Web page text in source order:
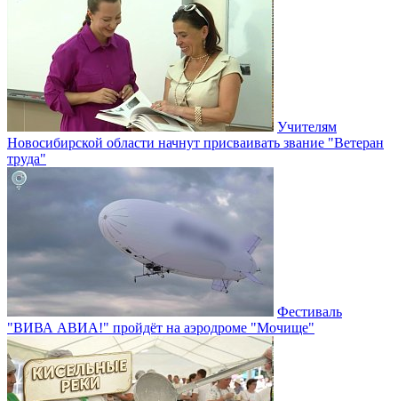
Учителям
Новосибирской области начнут присваивать звание "Ветеран
труда"
Фестиваль
"ВИВА АВИА!" пройдёт на аэродроме "Мочище"